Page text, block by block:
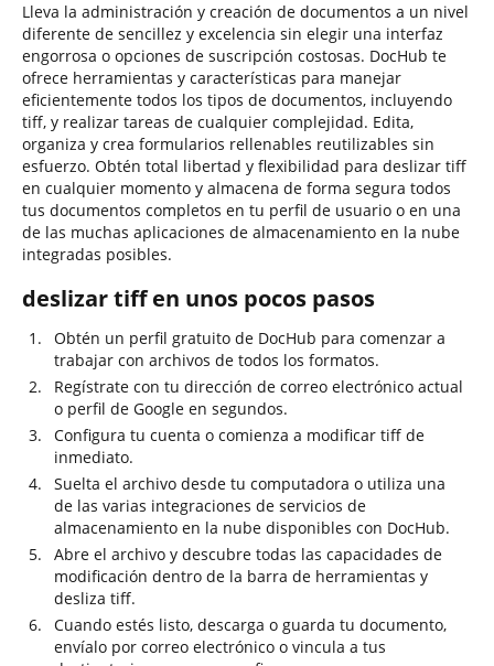
Lleva la administración y creación de documentos a un nivel
diferente de sencillez y excelencia sin elegir una interfaz
engorrosa o opciones de suscripción costosas. DocHub te
ofrece herramientas y características para manejar
eficientemente todos los tipos de documentos, incluyendo
tiff, y realizar tareas de cualquier complejidad. Edita,
organiza y crea formularios rellenables reutilizables sin
esfuerzo. Obtén total libertad y flexibilidad para deslizar tiff
en cualquier momento y almacena de forma segura todos
tus documentos completos en tu perfil de usuario o en una
de las muchas aplicaciones de almacenamiento en la nube
integradas posibles.
deslizar tiff en unos pocos pasos
Obtén un perfil gratuito de DocHub para comenzar a
trabajar con archivos de todos los formatos.
Regístrate con tu dirección de correo electrónico actual
o perfil de Google en segundos.
Configura tu cuenta o comienza a modificar tiff de
inmediato.
Suelta el archivo desde tu computadora o utiliza una
de las varias integraciones de servicios de
almacenamiento en la nube disponibles con DocHub.
Abre el archivo y descubre todas las capacidades de
modificación dentro de la barra de herramientas y
desliza tiff.
Cuando estés listo, descarga o guarda tu documento,
envíalo por correo electrónico o vincula a tus